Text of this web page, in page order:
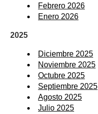
Febrero 2026
Enero 2026
2025
Diciembre 2025
Noviembre 2025
Octubre 2025
Septiembre 2025
Agosto 2025
Julio 2025